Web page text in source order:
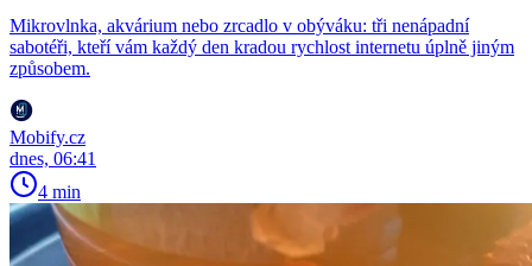
Mikrovlnka, akvárium nebo zrcadlo v obýváku: tři nenápadní
sabotéři, kteří vám každý den kradou rychlost internetu úplně jiným
způsobem.
Mobify.cz
dnes, 06:41
4 min